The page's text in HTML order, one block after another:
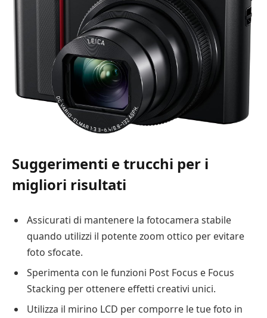
Suggerimenti e trucchi per i
migliori risultati
Assicurati di mantenere la fotocamera stabile
quando utilizzi il potente zoom ottico per evitare
foto sfocate.
Sperimenta con le funzioni Post Focus e Focus
Stacking per ottenere effetti creativi unici.
Utilizza il mirino LCD per comporre le tue foto in